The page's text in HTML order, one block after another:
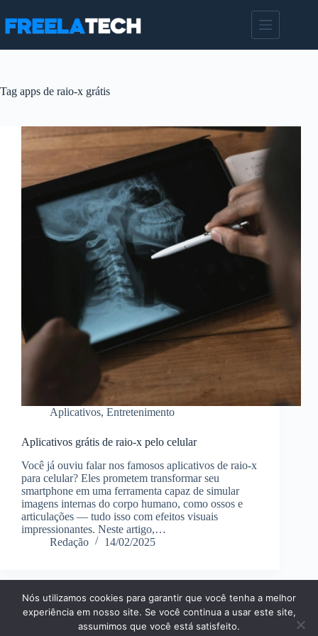
para
Tag apps de raio-x grátis
Aplicativos, Entretenimento
Aplicativos grátis de raio-x pelo celular
Você já ouviu falar nos famosos aplicativos de raio-x
para celular? Eles prometem transformar seu
smartphone em uma ferramenta capaz de simular
imagens internas do corpo humano, como ossos e
articulações — tudo isso com efeitos visuais
impressionantes. Neste artigo,…
Redação
14/02/2025
Página Inícial Dicas
Aplicativos
Entretenimento
Finanças Notícias
Tecnologia
Nós utilizamos cookies para garantir que você tenha a melhor
experiência em nosso site. Se você continua a usar este site,
assumimos que você está satisfeito.